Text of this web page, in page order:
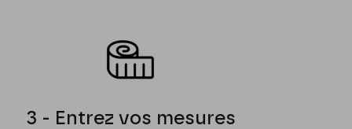
3 - Entrez vos mesures